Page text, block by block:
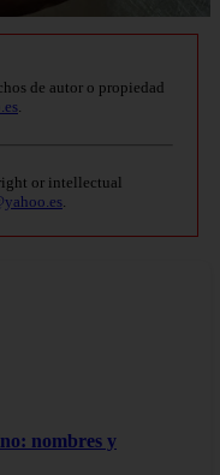
de autor o propiedad
.
or intellectual
.
nombres y